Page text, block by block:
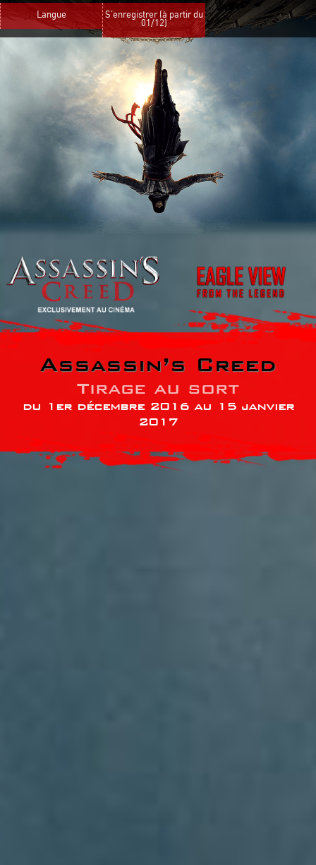
Langue S'enregistrer (à partir du
01/12)
Assassin’s Creed
Tirage au sort
du 1er décembre 2016 au 15 janvier
2017